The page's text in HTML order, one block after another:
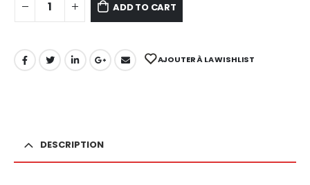
ADD TO CART
AJOUTER À LA WISHLIST
DESCRIPTION